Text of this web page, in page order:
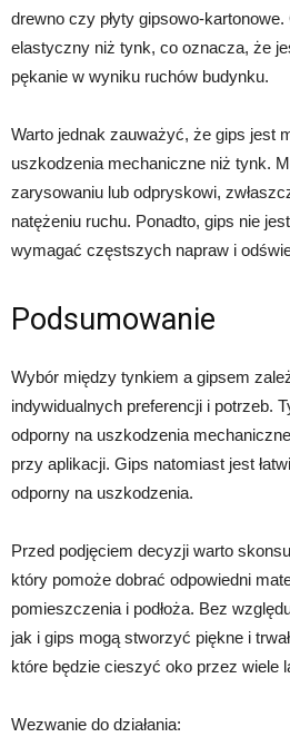
drewno czy płyty gipsowo-
elastyczny niż tynk, co oznacza, że
pękanie w wyniku ruchów budynku.
Warto jednak zauważyć, że gips jest
uszkodzenia mechaniczne niż tynk.
zarysowaniu lub odpryskowi,
natężeniu ruchu. Ponadto, gips nie
wymagać częstszych napraw i
Podsumowanie
Wybór między tynkiem a gipsem
indywidualnych preferencji i potrzeb.
odporny na uszkodzenia
przy aplikacji. Gips natomiast jest
odporny na uszkodzenia.
Przed podjęciem decyzji warto
który pomoże dobrać odpowiedni
pomieszczenia i podłoża. Bez
jak i gips mogą stworzyć piękne i
które będzie cieszyć oko przez wiele
Wezwanie do działania: